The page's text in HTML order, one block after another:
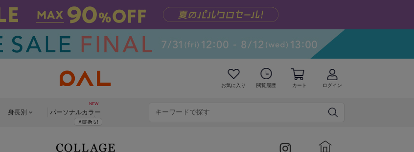
お気に入り 閲覧履歴 カート ログイン
身長別 パーソナルカラー